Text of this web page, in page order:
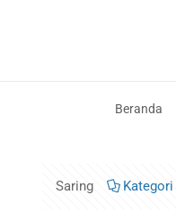
Beranda
Saring Kategori